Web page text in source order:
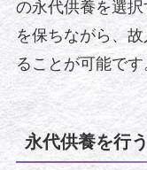
の永代供養を選
を保ちながら、
ることが可能です
永代供養を行